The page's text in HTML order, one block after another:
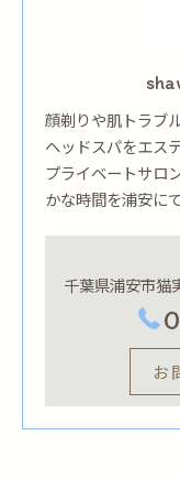
顔剃りや肌トラブ
ヘッドスパをエス
プライベートサロ
かな時間を浦安に
千葉県浦安市猫
お